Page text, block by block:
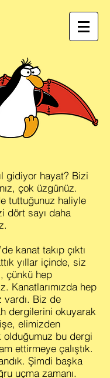
gidiyor hayat? Bizi
çok üzgünüz.
tuttuğunuz haliyle
dört sayı daha
kanat takıp çıktı
yıllar içinde, siz
çünkü hep
Kanatlarımızda hep
vardı. Biz de
dergilerini okuyarak
elimizden
olduğumuz bu dergi
ettirmeye çalıştık.
Şimdi başka
uçma zamanı.